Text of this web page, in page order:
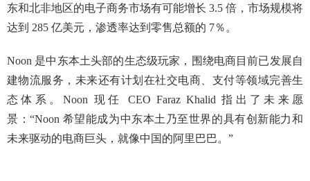
东和北非地区的电子商务市场有可能增长 3.5 倍，市场规模将
达到 285 亿美元，渗透率达到零售总额的 7％。
Noon 是中东本土头部的生态级玩家，围绕电商目前已发展自
建物流服务，未来还有计划在社交电商、支付等领域完善生
态体系。Noon 现任 CEO Faraz Khalid 指出了未来愿
景：“Noon 希望能成为中东本土乃至世界的具有创新能力和
未来驱动的电商巨头，就像中国的阿里巴巴。”